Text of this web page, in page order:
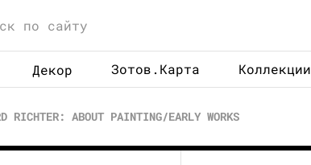
Декор Зотов.Карта Коллекции
RICHTER: ABOUT PAINTING/EARLY WORKS